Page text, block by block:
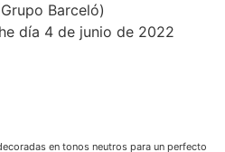
Barceló)
día 4 de junio de 2022
en tonos neutros para un perfecto